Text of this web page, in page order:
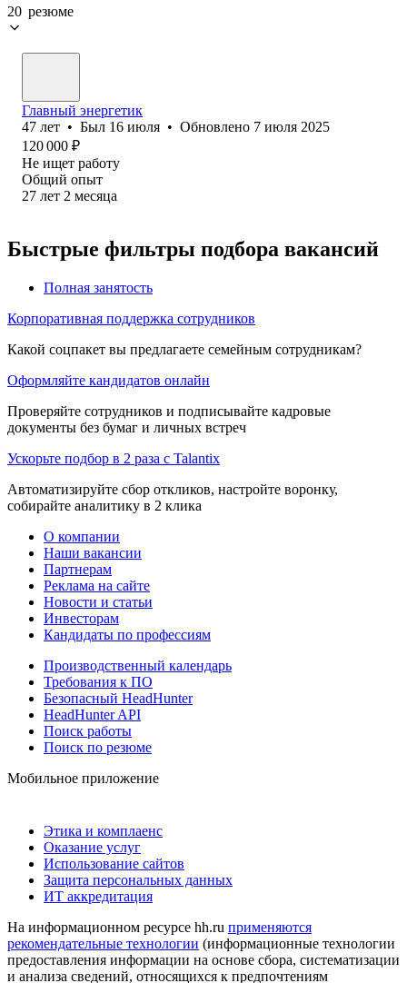
20 резюме
Главный энергетик
47 лет • Был 16 июля • Обновлено 7 июля 2025
120 000 ₽
Не ищет работу
Общий опыт
27 лет 2 месяца
Быстрые фильтры подбора вакансий
Полная занятость
Корпоративная поддержка сотрудников
Какой соцпакет вы предлагаете семейным сотрудникам?
Оформляйте кандидатов онлайн
Проверяйте сотрудников и подписывайте кадровые
документы без бумаг и личных встреч
Ускорьте подбор в 2 раза с Talantix
Автоматизируйте сбор откликов, настройте воронку,
собирайте аналитику в 2 клика
О компании
Наши вакансии
Партнерам
Реклама на сайте
Новости и статьи
Инвесторам
Кандидаты по профессиям
Производственный календарь
Требования к ПО
Безопасный HeadHunter
HeadHunter API
Поиск работы
Поиск по резюме
Мобильное приложение
Этика и комплаенс
Оказание услуг
Использование сайтов
Защита персональных данных
ИТ аккредитация
На информационном ресурсе hh.ru применяются
рекомендательные технологии (информационные технологии
предоставления информации на основе сбора, систематизации
и анализа сведений, относящихся к предпочтениям